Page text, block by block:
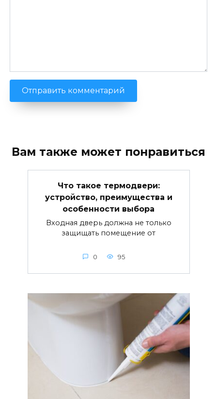
Вам также может понравиться
Что такое термодвери:
устройство, преимущества и
особенности выбора
Входная дверь должна не только
защищать помещение от
0 95